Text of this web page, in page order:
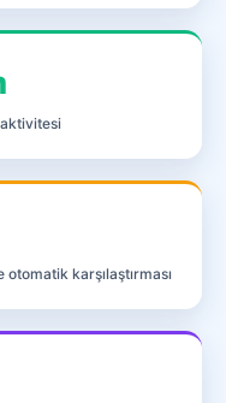
aktivitesi
karşılaştırması